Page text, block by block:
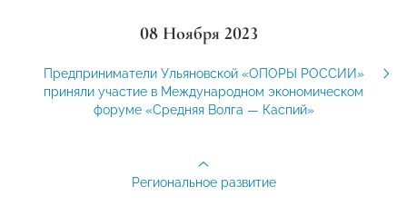
08 Ноября 2023
Предприниматели Ульяновской «ОПОРЫ РОССИИ»
приняли участие в Международном экономическом
форуме «Средняя Волга — Каспий»
Региональное развитие